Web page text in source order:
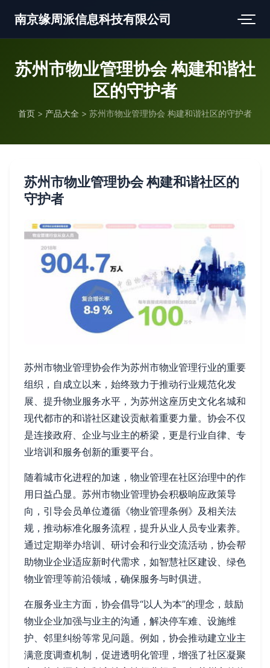
南京缘周派信息科技有限公司
苏州市物业管理协会 构建和谐社
区的守护者
首页 > 产品大全 > 苏州市物业管理协会 构建和谐社区的守护者
苏州市物业管理协会 构建和谐社区的
守护者
苏州市物业管理协会作为苏州市物业管理行业的重要
组织，自成立以来，始终致力于推动行业规范化发
展、提升物业服务水平，为苏州这座历史文化名城和
现代都市的和谐社区建设贡献着重要力量。协会不仅
是连接政府、企业与业主的桥梁，更是行业自律、专
业培训和服务创新的重要平台。
随着城市化进程的加速，物业管理在社区治理中的作
用日益凸显。苏州市物业管理协会积极响应政策导
向，引导会员单位遵循《物业管理条例》及相关法
规，推动标准化服务流程，提升从业人员专业素养。
通过定期举办培训、研讨会和行业交流活动，协会帮
助物业企业适应新时代需求，如智慧社区建设、绿色
物业管理等前沿领域，确保服务与时俱进。
在服务业主方面，协会倡导“以人为本”的理念，鼓励
物业企业加强与业主的沟通，解决停车难、设施维
护、邻里纠纷等常见问题。例如，协会推动建立业主
满意度调查机制，促进透明化管理，增强了社区凝聚